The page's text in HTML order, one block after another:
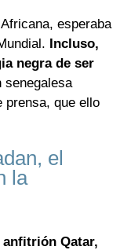
esperaba
Incluso,
negra de ser
senegalesa
prensa, que ello
el
la
Qatar,